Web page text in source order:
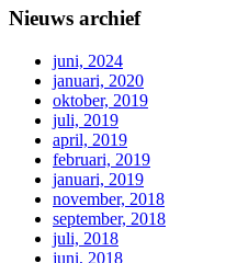
Nieuws archief
juni, 2024
januari, 2020
oktober, 2019
juli, 2019
april, 2019
februari, 2019
januari, 2019
november, 2018
september, 2018
juli, 2018
juni, 2018